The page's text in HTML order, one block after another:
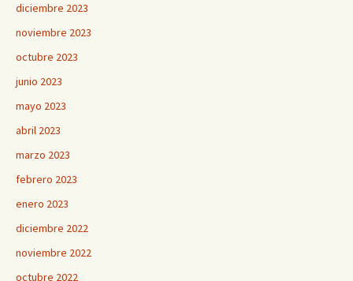
diciembre 2023
noviembre 2023
octubre 2023
junio 2023
mayo 2023
abril 2023
marzo 2023
febrero 2023
enero 2023
diciembre 2022
noviembre 2022
octubre 2022